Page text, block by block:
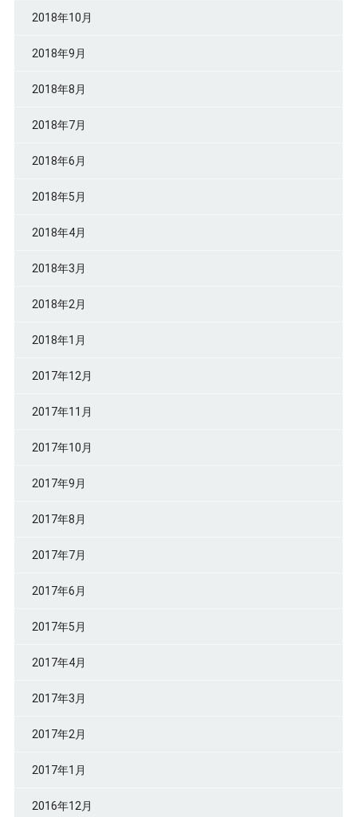
2018年10月
2018年9月
2018年8月
2018年7月
2018年6月
2018年5月
2018年4月
2018年3月
2018年2月
2018年1月
2017年12月
2017年11月
2017年10月
2017年9月
2017年8月
2017年7月
2017年6月
2017年5月
2017年4月
2017年3月
2017年2月
2017年1月
2016年12月